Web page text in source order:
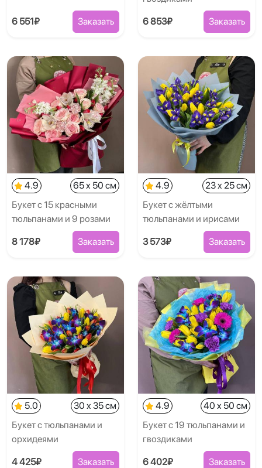
6 551₽ Заказать 6 853₽ Заказать
4.9
65 x 50 см
Букет с 15 красными
тюльпанами и 9 розами
8 178₽ Заказать
4.9
23 x 25 см
Букет с жёлтыми
тюльпанами и ирисами
3 573₽ Заказать
5.0
30 x 35 см
Букет с тюльпанами и
орхидеями
4 425₽ Заказать
4.9
40 x 50 см
Букет с 19 тюльпанами и
гвоздиками
6 402₽ Заказать